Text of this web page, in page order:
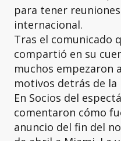
para tener
internacional.
Tras el comunicado
compartió en su
muchos empezaron
motivos detrás de
En Socios del
comentaron cómo
anuncio del fin del